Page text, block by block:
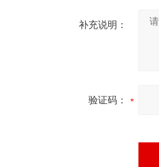
补充说明：
验证码：